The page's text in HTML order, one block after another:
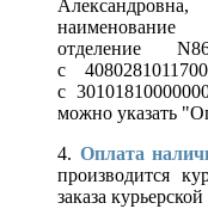
отделение
с
с
можно указать
4. Оплата
производится
заказа